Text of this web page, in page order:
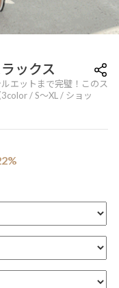
ックス
エットまで完璧！このス
/ S～XL / ショッ
%